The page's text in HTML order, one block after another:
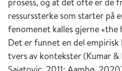
ressurssterke som starter på
fenomenet kalles gjerne
Det er funnet en del
tvers av kontekster (Kumar &